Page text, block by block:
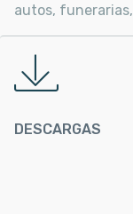
autos,
DESCARGAS